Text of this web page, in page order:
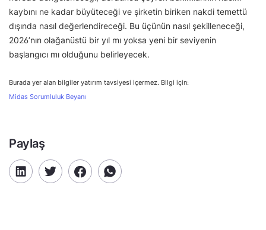
kaybını ne kadar büyüteceği ve şirketin biriken nakdi temettü
dışında nasıl değerlendireceği. Bu üçünün nasıl şekilleneceği,
2026’nın olağanüstü bir yıl mı yoksa yeni bir seviyenin
başlangıcı mı olduğunu belirleyecek.
Burada yer alan bilgiler yatırım tavsiyesi içermez. Bilgi için:
Midas Sorumluluk Beyanı
Paylaş